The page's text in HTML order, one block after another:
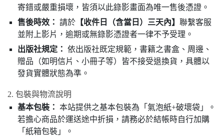
寄錯或嚴重損壞，皆須以此錄影畫面為唯一售後憑證。
售後時效： 請於 【收件日（含當日）三天內】 聯繫客服
並附上影片，逾期或無錄影憑證者一律不予受理。
出版社規定： 依出版社既定規範，書籍之書盒、周邊、
贈品（如明信片、小冊子等）皆不接受退換貨，具體以
發貨實體狀態為準。
2. 包裝與物流說明
基本包裝： 本站提供之基本包裝為「氣泡紙+破壞袋」。
若擔心商品於運送途中折損，請務必於結帳時自行加購
「紙箱包裝」。